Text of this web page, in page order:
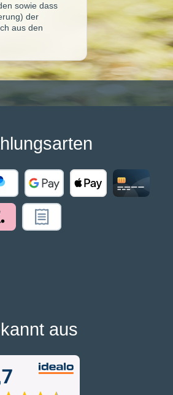
sowie dass
der
aus den
aus